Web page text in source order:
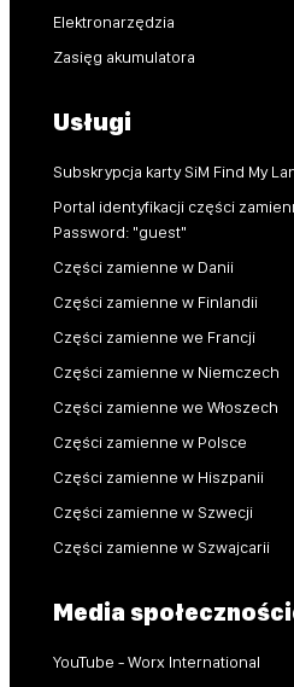
Elektronarzędzia
Zasięg akumulatora
Usługi
Subskrypcja karty SiM Find My
Portal identyfikacji części
Password: "guest"
Części zamienne w Danii
Części zamienne w Finlandii
Części zamienne we Francji
Części zamienne w Niemczech
Części zamienne we Włoszech
Części zamienne w Polsce
Części zamienne w Hiszpanii
Części zamienne w Szwecji
Części zamienne w Szwajcarii
Media
YouTube - Worx International